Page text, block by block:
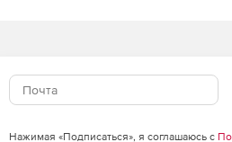
Нажимая «Подписаться», я соглашаюсь с